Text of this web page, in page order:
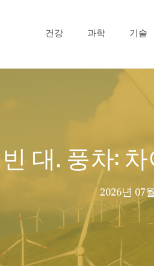
건강 과학 기술
대. 풍차:
2026년 07